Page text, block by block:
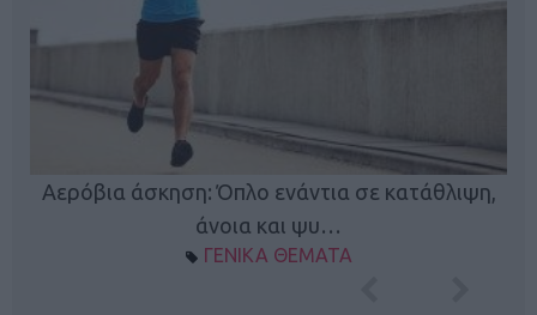
Αερόβια άσκηση: Όπλο ενάντια σε κατάθλιψη,
άνοια και ψυ…
ΓΕΝΙΚΑ ΘΕΜΑΤΑ